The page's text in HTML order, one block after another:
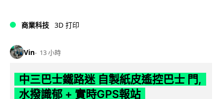
商業科技 3D 打印
Vin 13 小時
中三巴士鐵路迷 自製紙皮遙控巴士 門,
水撥識郁 + 實時GPS報站